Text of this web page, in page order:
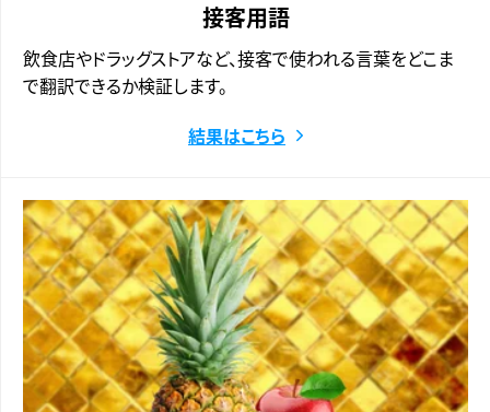
接客用語
飲食店やドラッグストアなど、接客で使われる言葉をどこま
で翻訳できるか検証します。
結果はこちら